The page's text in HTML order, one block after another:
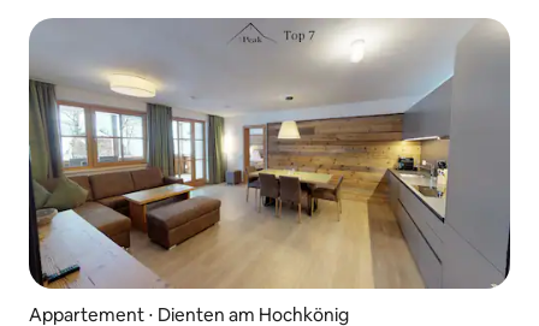
Appartement ⋅ Dienten am Hochkönig